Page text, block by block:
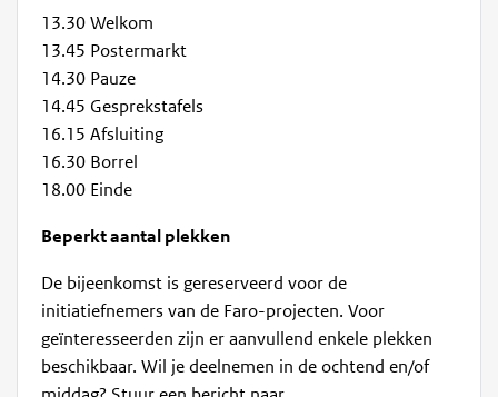
13.30 Welkom
13.45 Postermarkt
14.30 Pauze
14.45 Gesprekstafels
16.15 Afsluiting
16.30 Borrel
18.00 Einde
Beperkt aantal plekken
De bijeenkomst is gereserveerd voor de
initiatiefnemers van de Faro-projecten. Voor
geïnteresseerden zijn er aanvullend enkele plekken
beschikbaar. Wil je deelnemen in de ochtend en/of